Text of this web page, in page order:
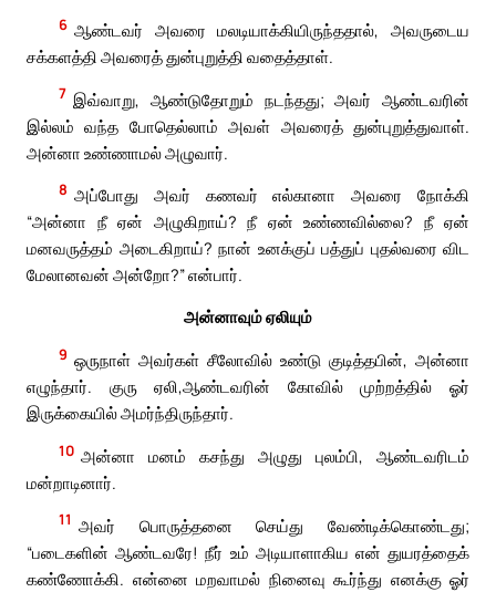
6 ஆண்டவர் அவரை மலடியாக்கியிருந்ததால், அவருடைய
சக்களத்தி அவரைத் துன்புறுத்தி வதைத்தாள்.
7 இவ்வாறு, ஆண்டுதோறும் நடந்தது; அவர் ஆண்டவரின்
இல்லம் வந்த போதெல்லாம் அவள் அவரைத் துன்புறுத்துவாள்.
அன்னா உண்ணாமல் அழுவார்.
8 அப்போது அவர் கணவர் எல்கானா அவரை நோக்கி
“அன்னா நீ ஏன் அழுகிறாய்? நீ ஏன் உண்ணவில்லை? நீ ஏன்
மனவருத்தம் அடைகிறாய்? நான் உனக்குப் பத்துப் புதல்வரை விட
மேலானவன் அன்றோ?” என்பார்.
அன்னாவும் ஏலியும்
9 ஒருநாள் அவர்கள் சீலோவில் உண்டு குடித்தபின், அன்னா
எழுந்தார். குரு ஏலி,ஆண்டவரின் கோவில் முற்றத்தில் ஓர்
இருக்கையில் அமர்ந்திருந்தார்.
10 அன்னா மனம் கசந்து அழுது புலம்பி, ஆண்டவரிடம்
மன்றாடினார்.
11 அவர் பொருத்தனை செய்து வேண்டிக்கொண்டது;
“படைகளின் ஆண்டவரே! நீர் உம் அடியாளாகிய என் துயரத்தைக்
கண்ணோக்கி. என்னை மறவாமல் நினைவு கூர்ந்து எனக்கு ஓர்